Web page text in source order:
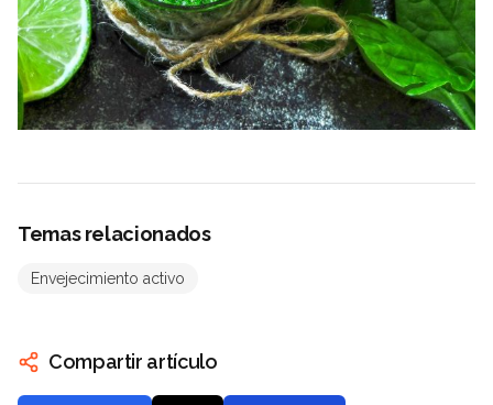
Temas relacionados
Envejecimiento activo
Compartir artículo